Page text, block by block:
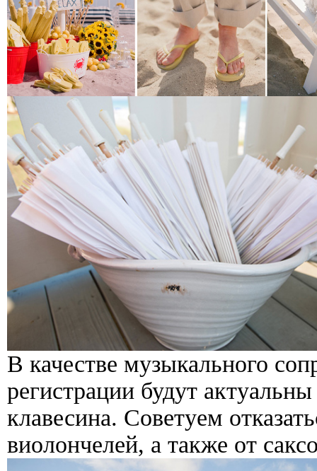
В качестве музыкального
регистрации будут
клавесина. Советуем
виолончелей, а также от